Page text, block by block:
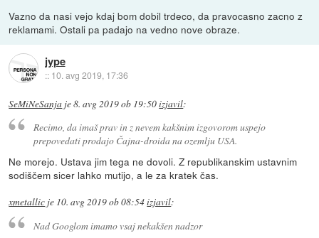
Vazno da nasi vejo kdaj bom dobil trdeco, da pravocasno zacno z
reklamami. Ostali pa padajo na vedno nove obraze.
jype
:: 10. avg 2019, 17:36
SeMiNeSanja je8. avg 2019 ob 19:50izjavil:
Recimo, da imaš prav in z nevem kakšnim izgovorom uspejo
prepovedati prodajo Čajna-droida na ozemlju USA.
Ne morejo. Ustava jim tega ne dovoli. Z republikanskim ustavnim
sodiščem sicer lahko mutijo, a le za kratek čas.
xmetallic je 10. avg 2019 ob 08:54izjavil:
Nad Googlom imamo vsaj nekakšen nadzor